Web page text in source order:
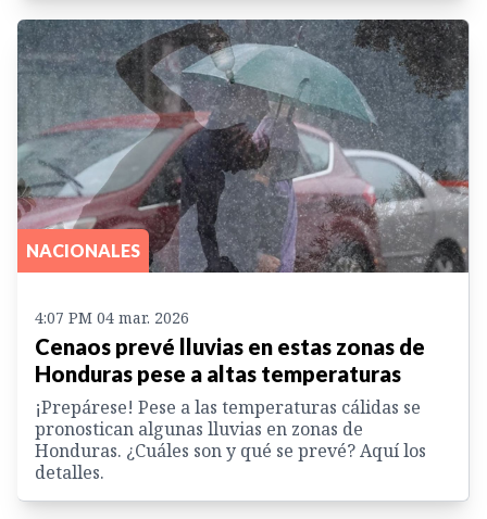
NACIONALES
4:07 PM 04 mar. 2026
Cenaos prevé lluvias en estas zonas de
Honduras pese a altas temperaturas
¡Prepárese! Pese a las temperaturas cálidas se
pronostican algunas lluvias en zonas de
Honduras. ¿Cuáles son y qué se prevé? Aquí los
detalles.